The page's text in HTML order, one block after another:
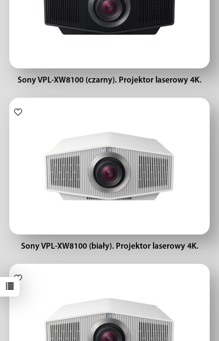
Sony VPL-XW8100 (czarny). Projektor laserowy 4K.
Sony VPL-XW8100 (biały). Projektor laserowy 4K.